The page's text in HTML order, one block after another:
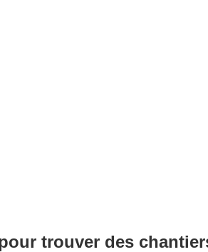
trouver des